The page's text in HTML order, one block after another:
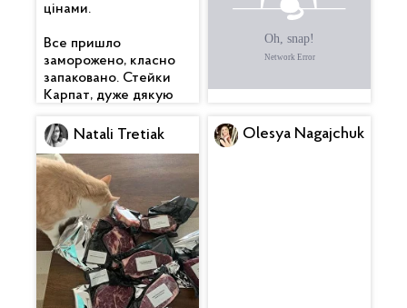
цінами.
Все пришло
заморожено, класно
запаковано. Стейки
Карпат, дуже дякую
Natali Tretiak Olesya Nagajchuk
Дякую 🙏